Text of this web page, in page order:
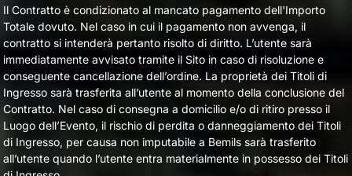
Il Contratto è condizionato al mancato pagamento dell'Importo
Totale dovuto. Nel caso in cui il pagamento non avvenga, il
contratto si intenderà pertanto risolto di diritto. L’utente sarà
immediatamente avvisato tramite il Sito in caso di risoluzione e
conseguente cancellazione dell’ordine. La proprietà dei Titoli di
Ingresso sarà trasferita all’utente al momento della conclusione del
Contratto. Nel caso di consegna a domicilio e/o di ritiro presso il
Luogo dell’Evento, il rischio di perdita o danneggiamento dei Titoli
di Ingresso, per causa non imputabile a Bemils sarà trasferito
all’utente quando l’utente entra materialmente in possesso dei Titoli